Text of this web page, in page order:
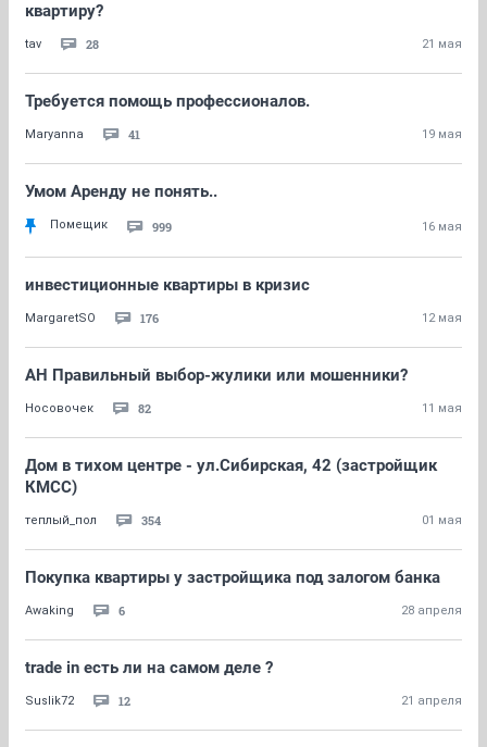
квартиру?
tav 28 21 мая
Требуется помощь профессионалов.
Maryanna 41 19 мая
Умом Аренду не понять..
Помещик 999 16 мая
инвестиционные квартиры в кризис
MargaretSO 176 12 мая
АН Правильный выбор-жулики или мошенники?
Носовочек 82 11 мая
Дом в тихом центре - ул.Сибирская, 42 (застройщик
КМСС)
теплый_пол 354 01 мая
Покупка квартиры у застройщика под залогом банка
Awaking 6 28 апреля
trade in есть ли на самом деле ?
Suslik72 12 21 апреля